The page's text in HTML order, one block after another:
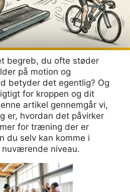
begreb, du ofte støder
på motion og
betyder det egentlig? Og
for kroppen og dit
artikel gennemgår vi,
er, hvordan det påvirker
for træning der er
du selv kan komme i
niveau.